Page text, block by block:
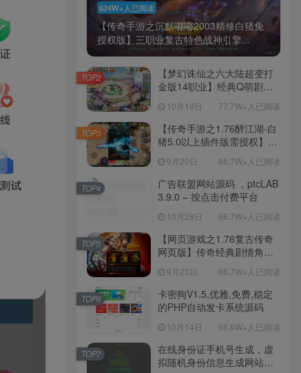
624W+人已阅读
【传奇手游之沉默嘟嘟2003精修白猪免
授权版】三职业复古特色战神引擎...
【梦幻诛仙之六大陆超变打
金版14职业】经典Q萌剧情
Linux服务端源码视频架设教
程-新版多功能GM网页后台
工具-安卓苹果IOS双端版
本！
10月19日 77.7W+人已阅读
TOP2
【传奇手游之1.76醉江湖-白
猪5.0以上插件版需授权】三
手游-Win服务端源码视频架
设教程-新版GM多功能网页
授权物品后台-九层妖塔-法宠
直冲网页后台-安卓苹果IOS
双端版本！
9月20日 66.7W+人已阅读
TOP3
广告联盟网站源码 ，ptcLAB
3.9.0 – 按点击付费平台
10月28日 66.7W+人已阅读
TOP4
【网页游戏之1.76复古传奇
网页版】传奇经典剧情角色
扮演网页游戏-一键单机-打包
Win服务端源码视频架设教
程！
9月23日 66.7W+人已阅读
TOP5
卡密狗V1.5,优雅,免费,稳定
的PHP自动发卡系统源码
10月14日 66.6W+人已阅读
TOP6
在线身份证手机号生成，虚
拟随机身份信息生成网站源
TOP7